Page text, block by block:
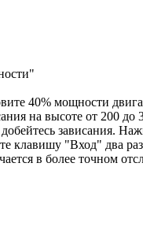
40% мощности
на высоте от 200
зависания.
"Вход" два
в более точном